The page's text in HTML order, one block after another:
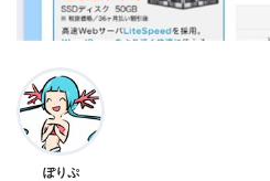
ぽりぷ